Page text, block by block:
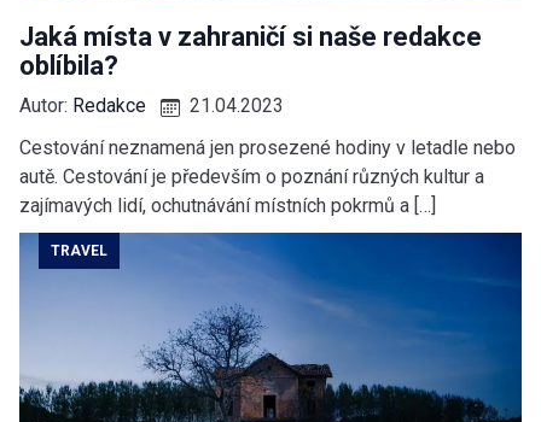
Jaká místa v zahraničí si naše redakce
oblíbila?
Autor: Redakce
21.04.2023
Cestování neznamená jen prosezené hodiny v letadle nebo
autě. Cestování je především o poznání různých kultur a
zajímavých lidí, ochutnávání místních pokrmů a […]
TRAVEL